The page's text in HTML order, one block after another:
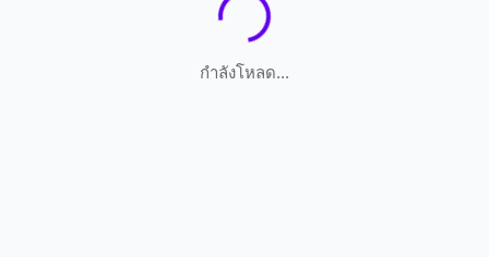
กำลังโหลด...